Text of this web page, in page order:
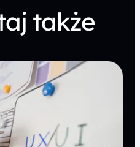
także
CRO